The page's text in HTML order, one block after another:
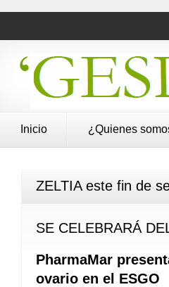
Inicio ¿Quienes
ZELTIA este fin de
SE CELEBRARÁ
PharmaMar
ovario en el ESGO